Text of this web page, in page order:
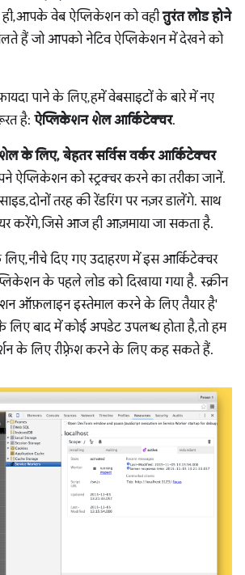
ही, आपके वेब ऐप्लिकेशन को वहीतुरंत लोड होने
हैं जो आपको नेटिव ऐप्लिकेशन में देखने को
पाने के लिए, हमें वेबसाइटों के बारे में नए
है: ऐप्लिकेशन शेल आर्किटेक्चर.
के लिए, बेहतर सर्विस वर्कर आर्किटेक्चर
ऐप्लिकेशन को स्ट्रक्चर करने का तरीका जानें.
दोनों तरह की रेंडरिंग पर नज़र डालेंगे. साथ
करेंगे, जिसे आज ही आज़माया जा सकता है.
नीचे दिए गए उदाहरण में इस आर्किटेक्चर
के पहले लोड को दिखाया गया है. स्क्रीन
ऑफ़लाइन इस्तेमाल करने के लिए तैयार है'
बाद में कोई अपडेट उपलब्ध होता है, तो हम
के लिए रीफ़्रेश करने के लिए कह सकते हैं.